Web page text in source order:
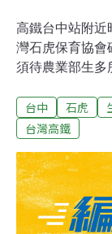
高鐵台中站附近
灣石虎保育協會
須待農業部生多
虎熱點或逸散
明年經費充足就
區高鐵路二段時
發文請大家幫忙
灣石虎保育協會
協會理事長劉
台中 石虎
台灣高鐵